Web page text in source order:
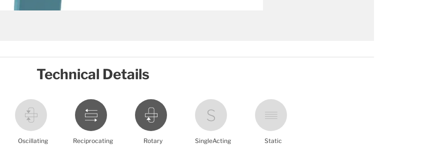
Technical Details
Oscillating Reciprocating Rotary SingleActing Static